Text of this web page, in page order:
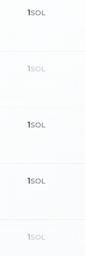
1SOL
1SOL
1SOL
1SOL
1SOL